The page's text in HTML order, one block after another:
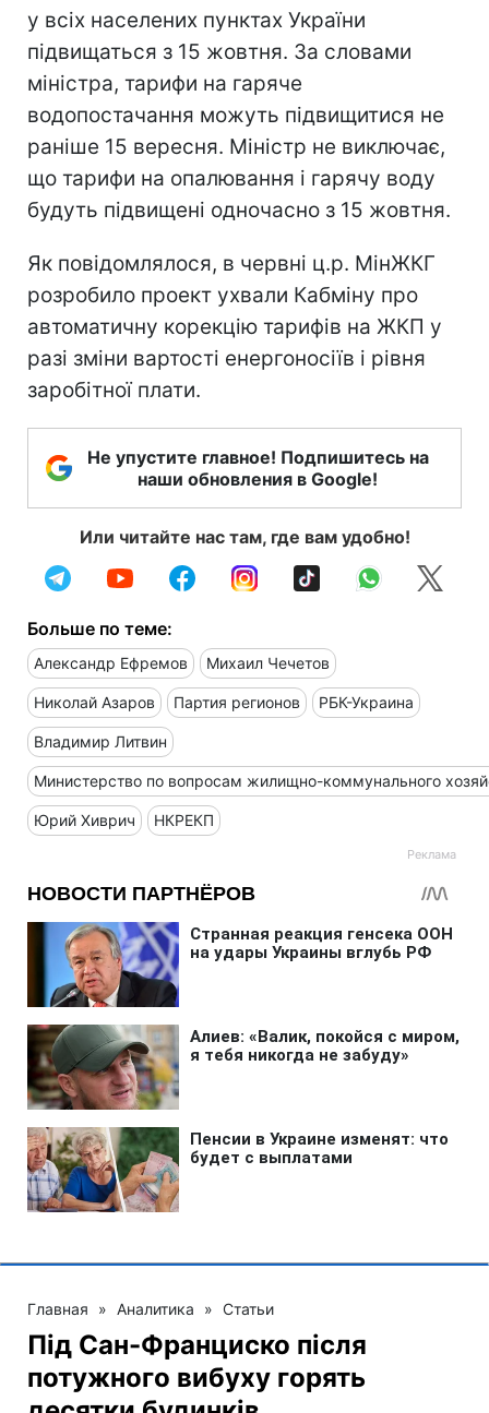
у всіх населених пунктах України
підвищаться з 15 жовтня. За словами
міністра, тарифи на гаряче
водопостачання можуть підвищитися не
раніше 15 вересня. Міністр не виключає,
що тарифи на опалювання і гарячу воду
будуть підвищені одночасно з 15 жовтня.
Як повідомлялося, в червні ц.р. МінЖКГ
розробило проект ухвали Кабміну про
автоматичну корекцію тарифів на ЖКП у
разі зміни вартості енергоносіїв і рівня
заробітної плати.
Не упустите главное! Подпишитесь на
наши обновления в Google!
Или читайте нас там, где вам удобно!
Больше по теме:
Александр Ефремов Михаил Чечетов
Николай Азаров Партия регионов РБК-Украина
Владимир Литвин
Министерство по вопросам жилищно-коммунального
Юрий Хиврич НКРЕКП
Главная » Аналитика » Статьи
Під Сан-Франциско після
потужного вибуху горять